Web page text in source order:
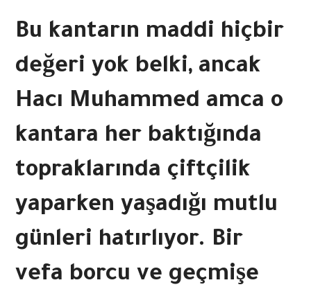
Bu kantarın maddi hiçbir
değeri yok belki, ancak
Hacı Muhammed amca o
kantara her baktığında
topraklarında çiftçilik
yaparken yaşadığı mutlu
günleri hatırlıyor. Bir
vefa borcu ve geçmişe